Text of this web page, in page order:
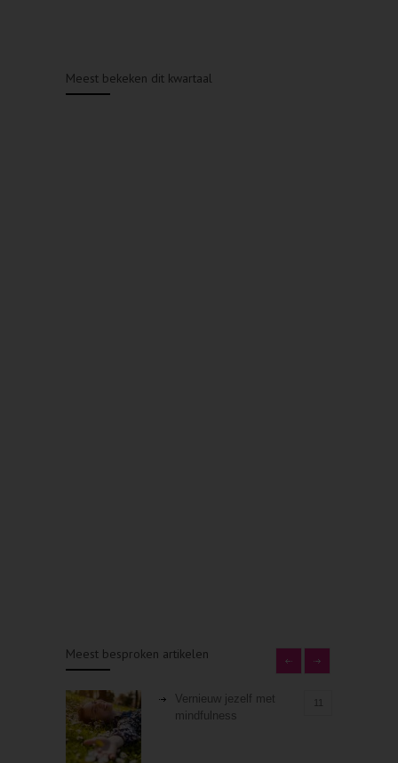
Meest bekeken dit kwartaal
Meest besproken artikelen
Vernieuw jezelf met
mindfulness